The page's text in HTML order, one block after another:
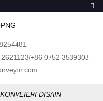
+86 0752 3539308
DISAIN